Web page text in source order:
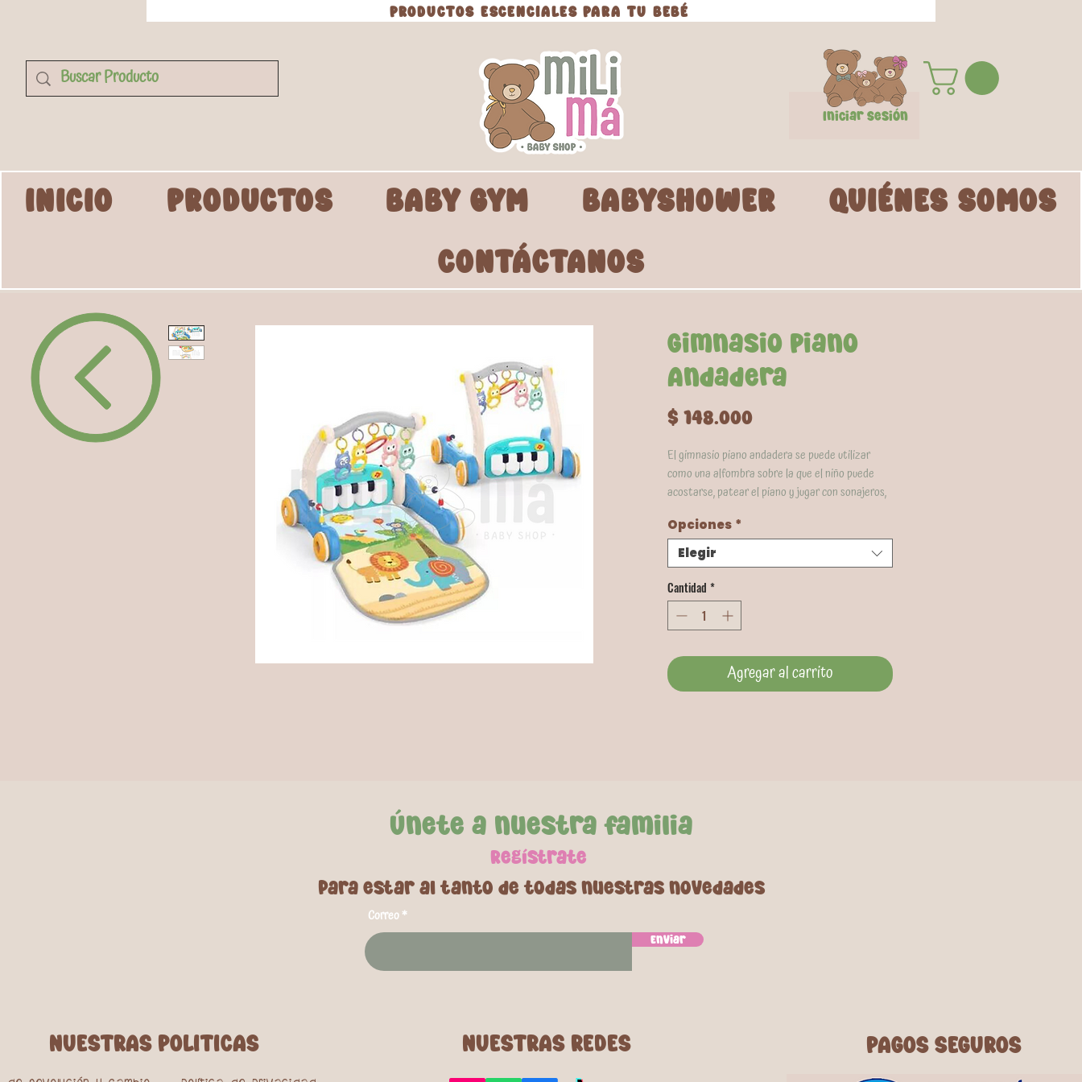
PRODUCTOS ESCENCIALES PARA TU BEBÉ
Iniciar Sesión
INICIO PRODUCTOS BABY GYM BABYSHOWER
QUIÉNES SOMOS
CONTÁCTANOS
Gimnasio Piano
Andadera
$ 148.000Precio
El gimnasio piano andadera se puede utilizar
como una alfombra sobre la que el niño puede
acostarse, patear el piano y jugar con sonajeros,
caminar, solo modificando las piezas de lugar. El
andador está diseñado para los niños que
intentan dar sus primeros pasos y también les
ayudará de forma segura a sostenerse y
aprender a caminar proporcionándoles un apoyo
cómodo.
Opciones *
Elegir
Cantidad *
Agregar al carrito
Únete a nuestra familia
Regístrate
para estar al tanto de todas nuestras novedades
Correo
Enviar
NUESTRAS POLITICAS NUESTRAS REDES PAGOS SEGUROS